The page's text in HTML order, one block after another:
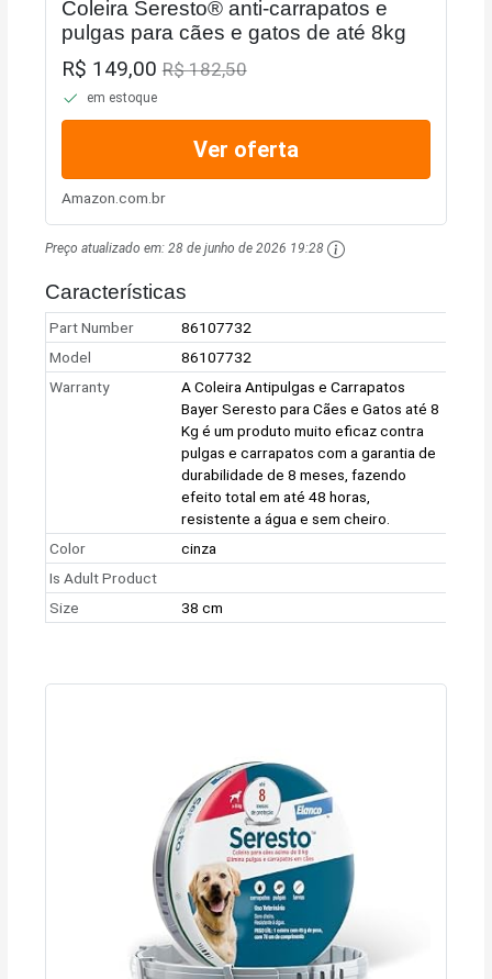
Coleira Seresto® anti-carrapatos e
pulgas para cães e gatos de até 8kg
R$ 149,00R$ 182,50
em estoque
Ver oferta
Amazon.com.br
Preço atualizado em:28 de junho de 2026 19:28
Características
Part Number
86107732
Model
86107732
Warranty
A Coleira Antipulgas e Carrapatos
Bayer Seresto para Cães e Gatos até 8
Kg é um produto muito eficaz contra
pulgas e carrapatos com a garantia de
durabilidade de 8 meses, fazendo
efeito total em até 48 horas,
resistente a água e sem cheiro.
Color
cinza
Is Adult Product
Size
38 cm